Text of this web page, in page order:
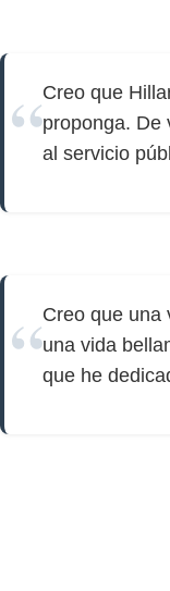
Creo que
proponga. De
al servicio
Creo que una
una vida
que he